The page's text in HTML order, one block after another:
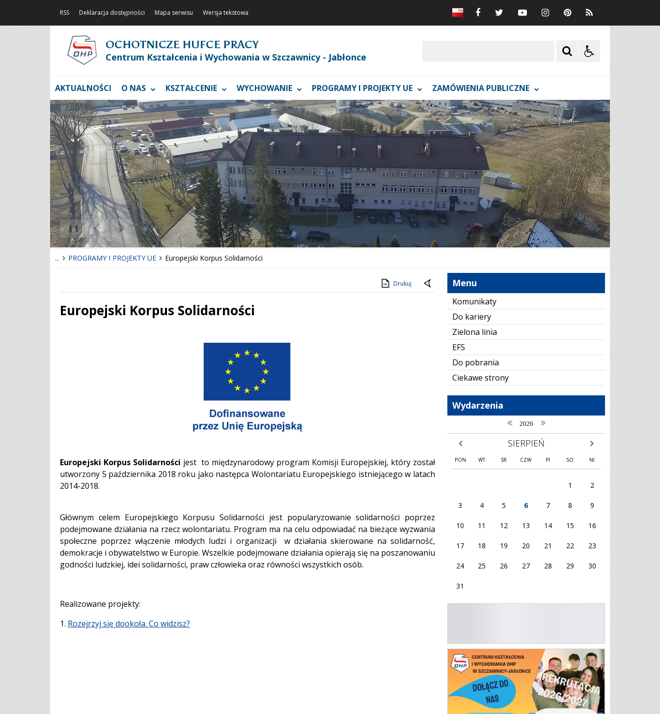
RSS Deklaracja dostępności Mapa serwisu Wersja tekstowa
OCHOTNICZE HUFCE PRACY
Centrum Kształcenia i Wychowania w Szczawnicy - Jabłonce
AKTUALNOŚCI O NAS KSZTAŁCENIE WYCHOWANIE PROGRAMY I PROJEKTY UE ZAMÓWIENIA PUBLICZNE
Poprzedni Element
Następny Element
❚❚
... PROGRAMY I PROJEKTY UE Europejski Korpus Solidarności
Menu
Komunikaty
Do kariery
Zielona linia
EFS
Do pobrania
Ciekawe strony
Wydarzenia
poprzedni rok
2026 następny rok
poprzedni miesiąc SIERPIEŃ następny miesiąc
PON WT ŚR CZW PI SO NI
1 2
3 4 5 6 7 8 9
10 11 12 13 14 15 16
17 18 19 20 21 22 23
24 25 26 27 28 29 30
31
Plakat 26/27
Drukuj
Europejski Korpus Solidarności
Europejski Korpus Solidarności jest to międzynarodowy program Komisji Europejskiej, który został
utworzony 5 października 2018 roku jako następca Wolontariatu Europejskiego istniejącego w latach
2014-2018.
Głównym celem Europejskiego Korpusu Solidarności jest popularyzowanie solidarności poprzez
podejmowane działania na rzecz wolontariatu. Program ma na celu odpowiadać na bieżące wyzwania
społeczne poprzez włączenie młodych ludzi i organizacji w działania skierowane na solidarność,
demokracje i obywatelstwo w Europie. Wszelkie podejmowane działania opierają się na poszanowaniu
godności ludzkiej, idei solidarności, praw człowieka oraz równości wszystkich osób.
Realizowane projekty:
1. Rozejrzyj się dookoła. Co widzisz?